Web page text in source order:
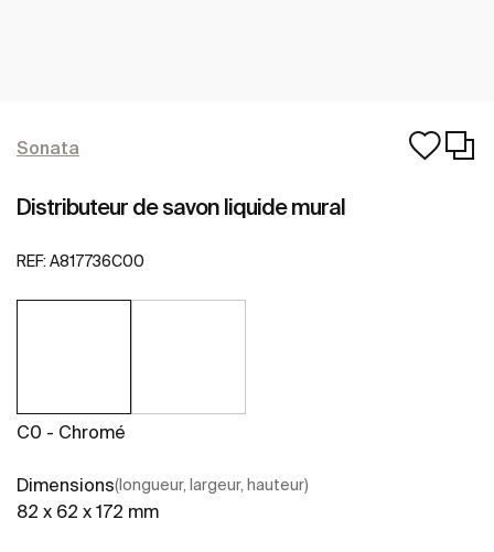
Sonata
Distributeur de savon liquide mural
REF: A817736C00
C0 - Chromé
Dimensions(longueur, largeur, hauteur)
82 x 62 x 172 mm